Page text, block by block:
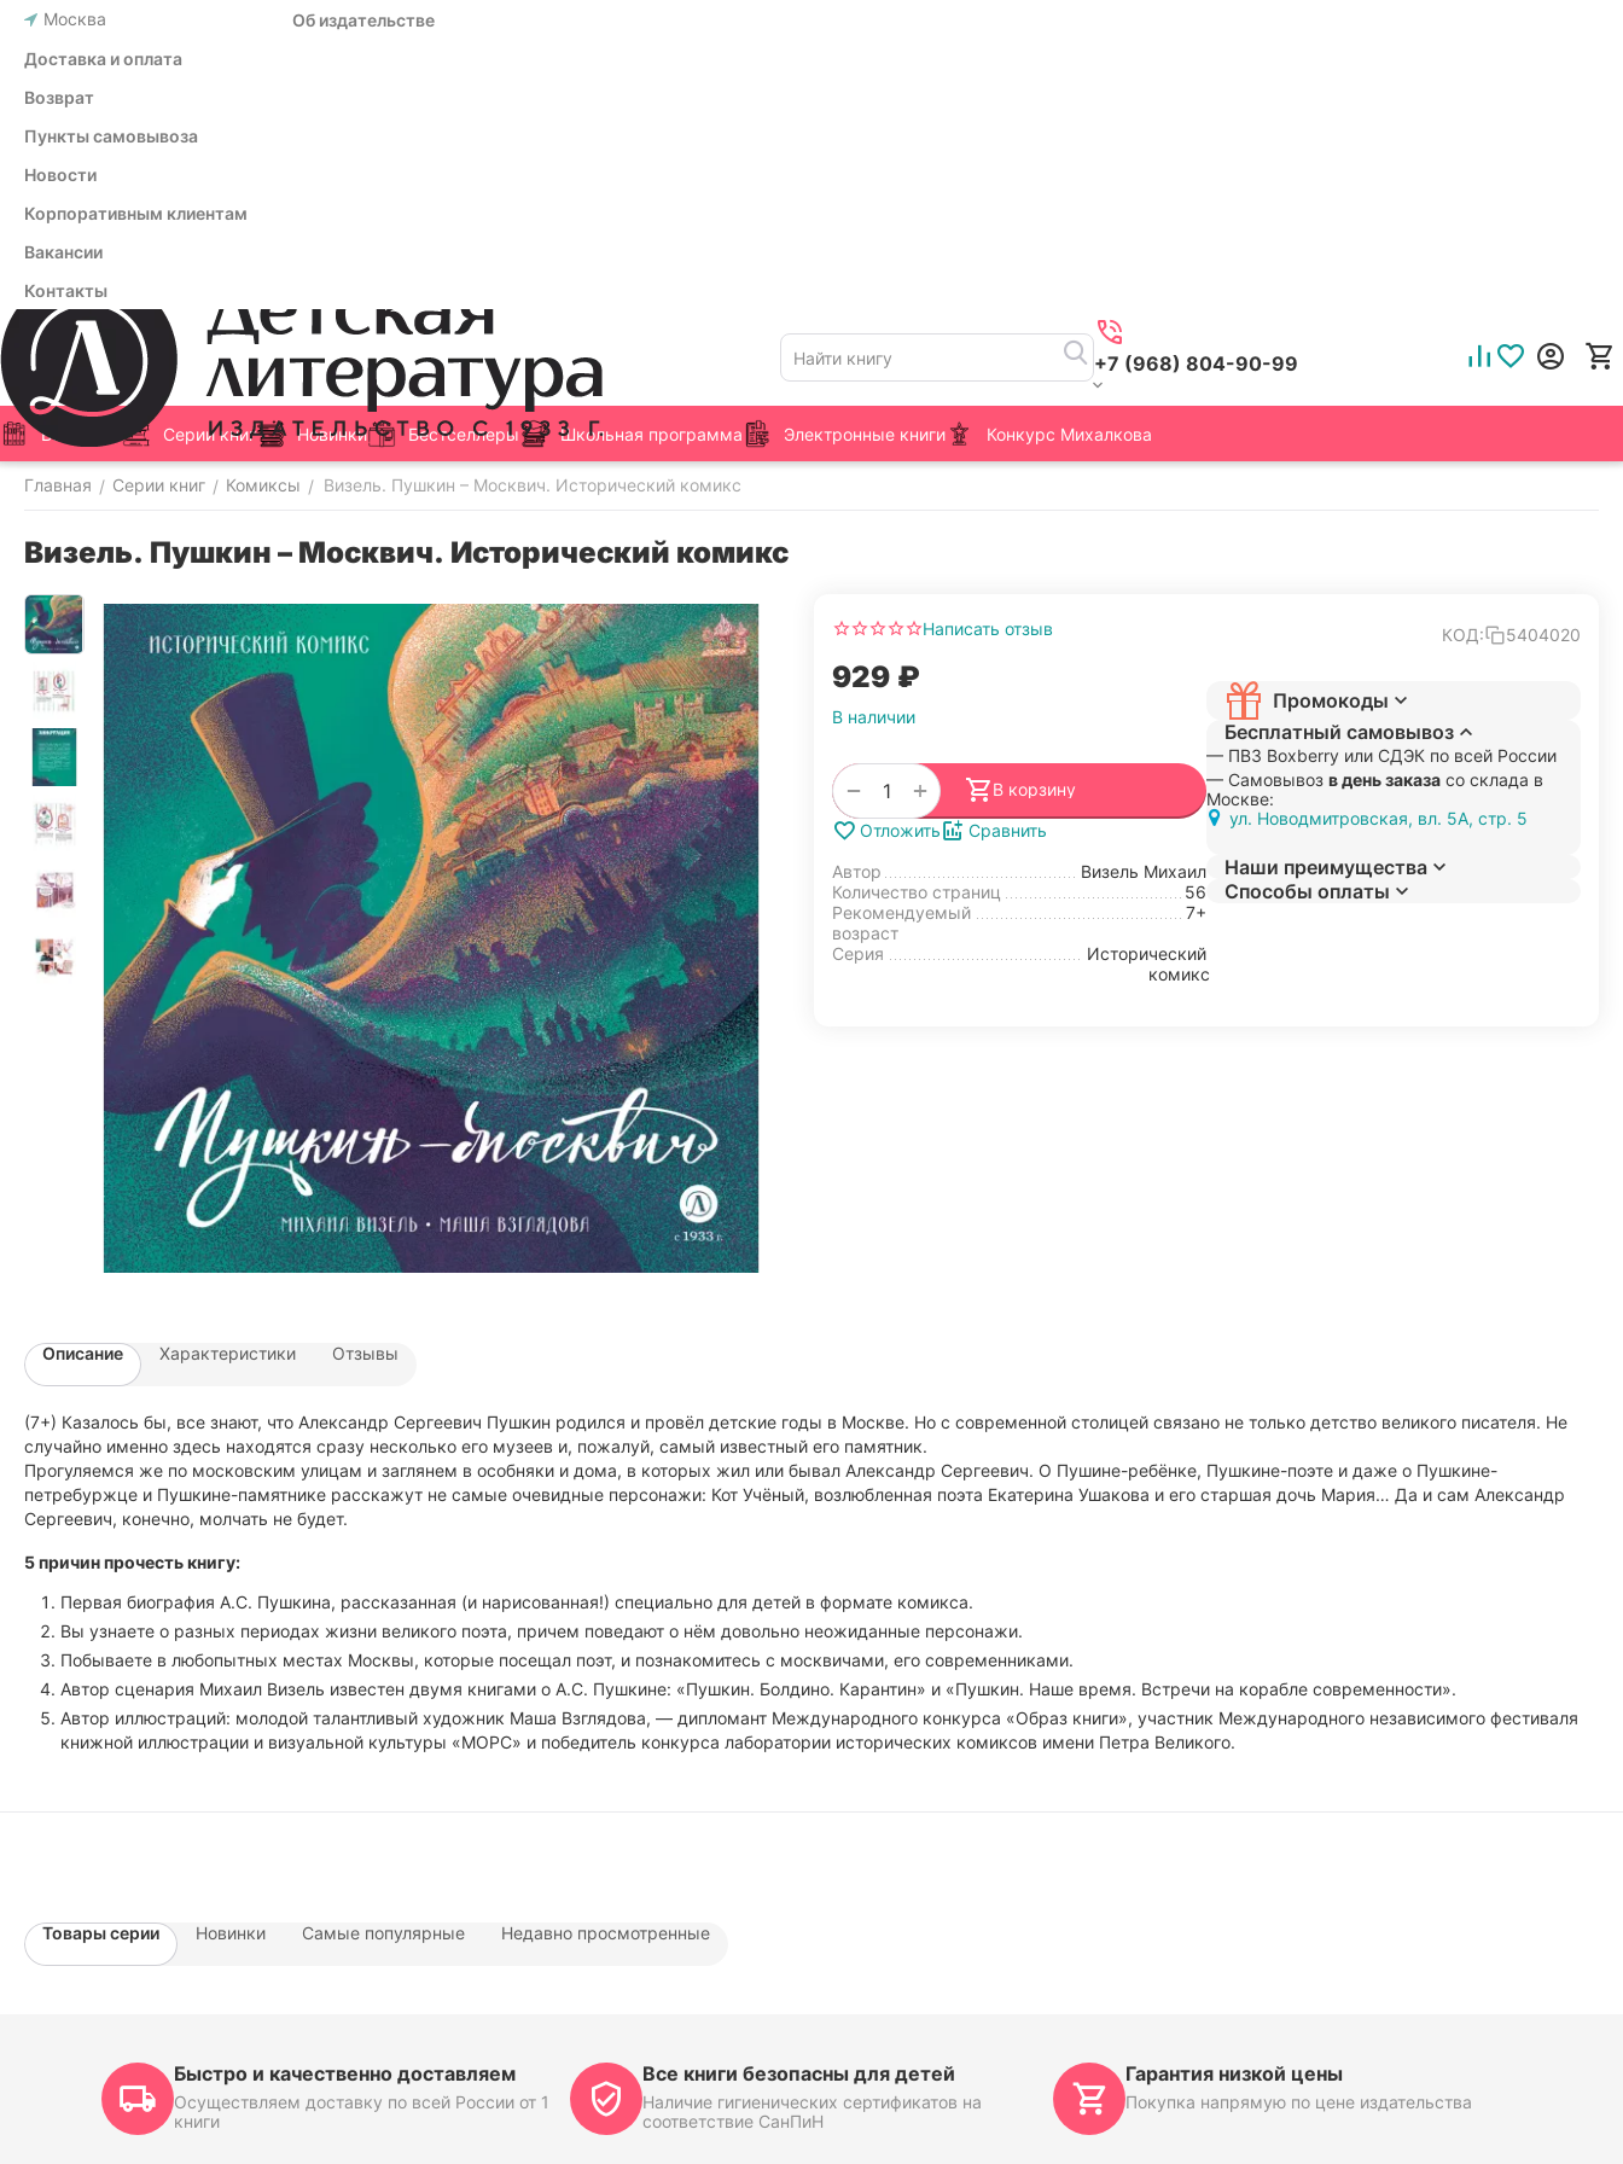
Москва
Об издательстве
Доставка и оплата
Возврат
Пункты самовывоза
Новости
Корпоративным клиентам
Вакансии
Контакты
+7 (968) 804-90-99
Все книги Серии книг Новинки Бестселлеры Школьная программа Электронные книги Конкурс Михалкова
Главная / Серии книг / Комиксы / Визель. Пушкин – Москвич. Исторический комикс
Визель. Пушкин – Москвич. Исторический комикс
Написать отзыв КОД: 5404020
‍929‍ ₽
В наличии
+
−
В корзину
Отложить
Сравнить
Автор
Визель Михаил
Количество страниц
56
Рекомендуемый
возраст
7+
Серия
Исторический
комикс
Промокоды
Бесплатный самовывоз
— ПВЗ Boxberry или СДЭК по всей России
— Самовывоз в день заказа со склада в
Москве:
ул. Новодмитровская, вл. 5А, стр. 5
Наши преимущества
Способы оплаты
Описание Характеристики Отзывы
(7+) Казалось бы, все знают, что Александр Сергеевич Пушкин родился и провёл детские годы в Москве. Но с современной столицей связано не только детство великого писателя. Не
случайно именно здесь находятся сразу несколько его музеев и, пожалуй, самый известный его памятник.
Прогуляемся же по московским улицам и заглянем в особняки и дома, в которых жил или бывал Александр Сергеевич. О Пушине-ребёнке, Пушкине-поэте и даже о Пушкине-
петребуржце и Пушкине-памятнике расскажут не самые очевидные персонажи: Кот Учёный, возлюбленная поэта Екатерина Ушакова и его старшая дочь Мария… Да и сам Александр
Сергеевич, конечно, молчать не будет.
5 причин прочесть книгу:
Первая биография А.С. Пушкина, рассказанная (и нарисованная!) специально для детей в формате комикса.
Вы узнаете о разных периодах жизни великого поэта, причем поведают о нём довольно неожиданные персонажи.
Побываете в любопытных местах Москвы, которые посещал поэт, и познакомитесь с москвичами, его современниками.
Автор сценария Михаил Визель известен двумя книгами о А.С. Пушкине: «Пушкин. Болдино. Карантин» и «Пушкин. Наше время. Встречи на корабле современности».
Автор иллюстраций: молодой талантливый художник Маша Взглядова, — дипломант Международного конкурса «Образ книги», участник Международного независимого фестиваля
книжной иллюстрации и визуальной культуры «МОРС» и победитель конкурса лаборатории исторических комиксов имени Петра Великого.
Товары серии Новинки Самые популярные Недавно просмотренные
Быстро и качественно доставляем
Осуществляем доставку по всей России от 1
книги
Все книги безопасны для детей
Наличие гигиенических сертификатов на
соответствие СанПиН
Гарантия низкой цены
Покупка напрямую по цене издательства